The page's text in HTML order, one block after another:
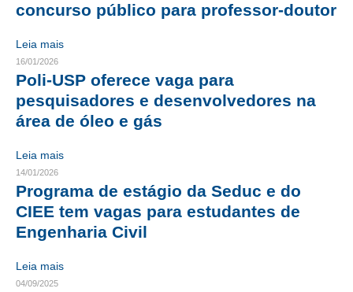
TRANSPARÊNCIA
JURÍDICO
CONSULTORIA
ACORDOS, CONVENÇÕES E DISSÍDIOS
CONTRIBUIÇÃO ASSISTENCIAL
CONTRIBUIÇÃO ASSOCIATIVA OU ANUIDADE DE SÓCIO
CONTRIBUIÇÃO SINDICAL URBANA
REVISÃO DE APOSENTADORIA
concurso público para professor-doutor
Leia mais
16/01/2026
Poli-USP oferece vaga para
pesquisadores e desenvolvedores na
área de óleo e gás
Leia mais
14/01/2026
Programa de estágio da Seduc e do
CIEE tem vagas para estudantes de
Engenharia Civil
Leia mais
04/09/2025